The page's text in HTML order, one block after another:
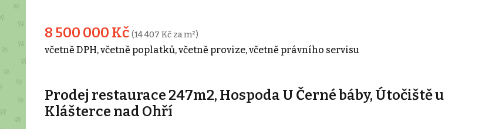
8 500 000 Kč (14 407 Kč za m²)
včetně DPH, včetně poplatků, včetně provize, včetně právního servisu
Prodej restaurace 247m2, Hospoda U Černé báby, Útočiště u
Klášterce nad Ohří